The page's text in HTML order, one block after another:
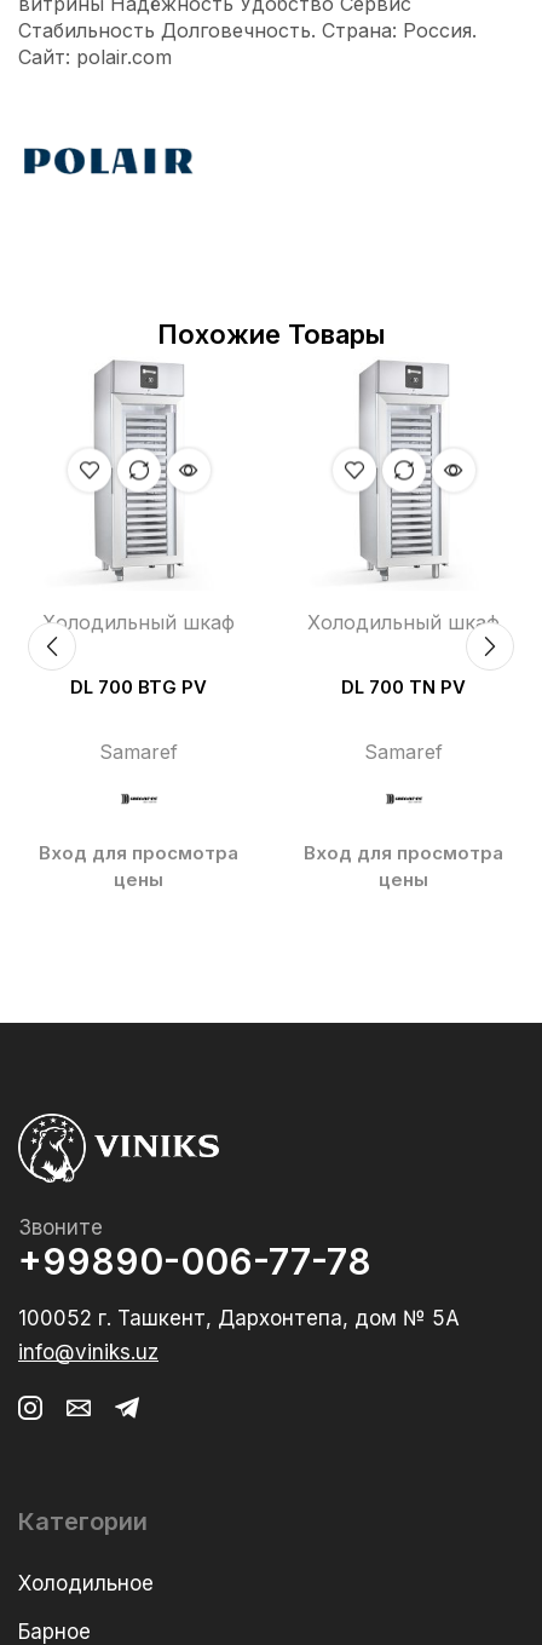
Стабильность Долговечность. Страна: Россия.
Сайт: polair.com
Похожие Товары
Холодильный шкаф
DL 700 BTG PV
Samaref
Вход для просмотра
цены
Холодильный шкаф
DL 700 TN PV
Samaref
Вход для просмотра
цены
Звоните
+99890-006-77-78
100052 г. Ташкент, Дархонтепа, дом № 5А
info@viniks.uz
Категории
Холодильное
Барное